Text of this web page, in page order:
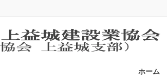
ホーム